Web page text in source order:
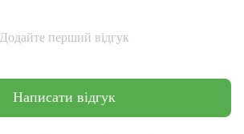
Додайте перший відгук
Написати відгук